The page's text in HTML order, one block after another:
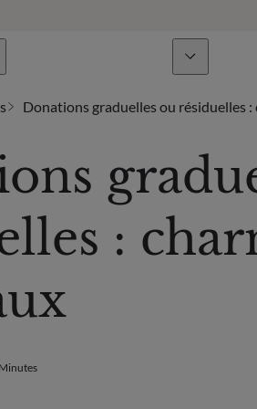
Donations graduelles ou résiduelles
:
Minutes